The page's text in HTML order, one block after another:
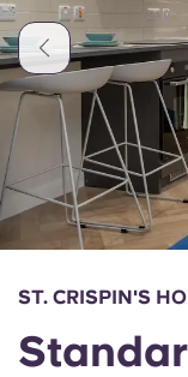
Wähle ein
ST. CRISPIN'S